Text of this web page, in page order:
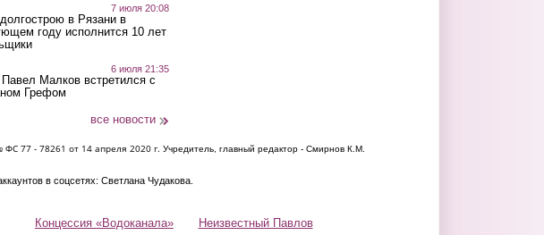
7 июля 20:08
в Рязани в
году исполнится 10 лет
6 июля 21:35
Малков встретился с
Грефом
все новости
ФС 77 - 78261 от 14 апреля 2020 г. Учредитель, главный редактор - Смирнов К.М.
в соцсетях: Светлана Чудакова.
Концессия «Водоканала» Неизвестный Павлов